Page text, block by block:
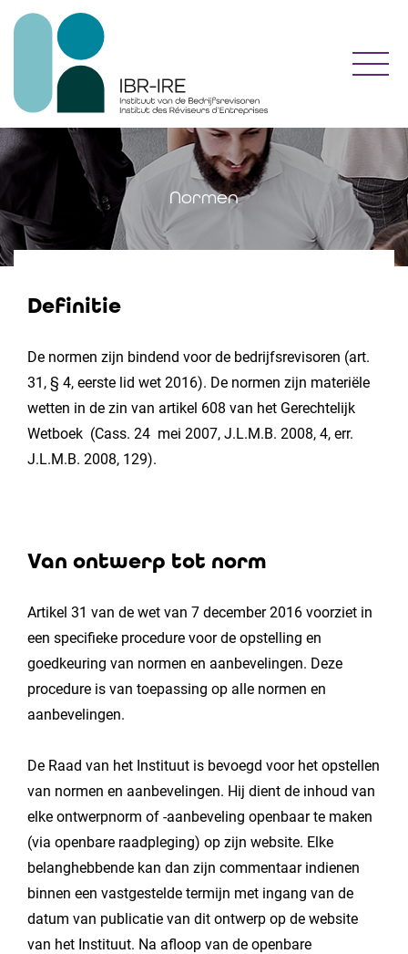
Normen
Definitie
De normen zijn bindend voor de bedrijfsrevisoren (art.
31, § 4, eerste lid wet 2016). De normen zijn materiële
wetten in de zin van artikel 608 van het Gerechtelijk
Wetboek (Cass. 24 mei 2007, J.L.M.B. 2008, 4, err.
J.L.M.B. 2008, 129).
Van ontwerp tot norm
Artikel 31 van de wet van 7 december 2016 voorziet in
een specifieke procedure voor de opstelling en
goedkeuring van normen en aanbevelingen. Deze
procedure is van toepassing op alle normen en
aanbevelingen.
De Raad van het Instituut is bevoegd voor het opstellen
van normen en aanbevelingen. Hij dient de inhoud van
elke ontwerpnorm of -aanbeveling openbaar te maken
(via openbare raadpleging) op zijn website. Elke
belanghebbende kan dan zijn commentaar indienen
binnen een vastgestelde termijn met ingang van de
datum van publicatie van dit ontwerp op de website
van het Instituut. Na afloop van de openbare